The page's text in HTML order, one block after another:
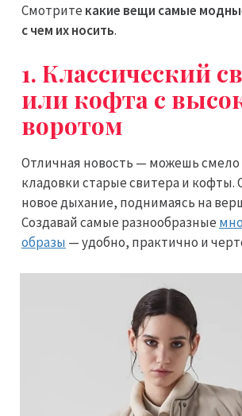
Смотрите какие вещи самые
с чем их носить.
1. Классический
или кофта с
воротом
Отличная новость — можешь смело
кладовки старые свитера и кофты.
новое дыхание, поднимаясь на
Создавай самые разнообразные
образы — удобно, практично и